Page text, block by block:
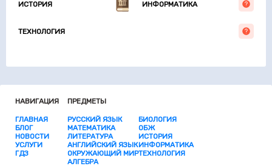
ИСТОРИЯ ИНФОРМАТИКА
ТЕХНОЛОГИЯ
НАВИГАЦИЯ
ГЛАВНАЯ
БЛОГ
НОВОСТИ
УСЛУГИ
ГДЗ
ПРЕДМЕТЫ
РУССКИЙ ЯЗЫК
МАТЕМАТИКА
ЛИТЕРАТУРА
АНГЛИЙСКИЙ ЯЗЫК
ОКРУЖАЮЩИЙ МИР
АЛГЕБРА
БИОЛОГИЯ
ОБЖ
ИСТОРИЯ
ИНФОРМАТИКА
ТЕХНОЛОГИЯ